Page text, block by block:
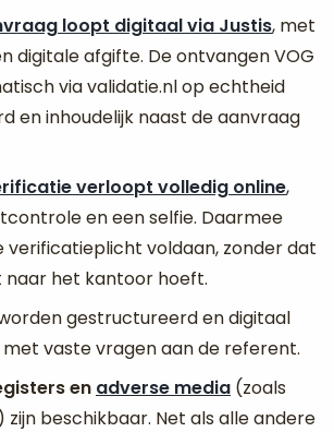
loopt digitaal via Justis, met
digitale afgifte. De ontvangen VOG
via validatie.nl op echtheid
en inhoudelijk naast de aanvraag
verloopt volledig online,
en een selfie. Daarmee
verificatieplicht voldaan, zonder dat
naar het kantoor hoeft.
gestructureerd en digitaal
vaste vragen aan de referent.
en adverse media (zoals
) zijn beschikbaar. Net als alle andere